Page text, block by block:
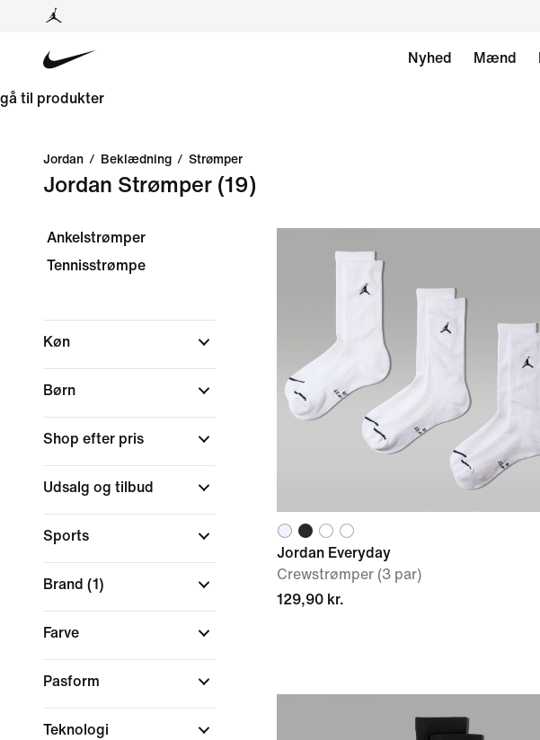
Nyhed Mænd
gå til produkter
Jordan / Beklædning / Strømper
Jordan Strømper (19)
Ankelstrømper
Tennisstrømpe
Køn
Børn
Shop efter pris
Udsalg og tilbud
Sports
Brand (1)
Farve
Pasform
Teknologi
Jordan Everyday
Crewstrømper (3 par)
129,90 kr.